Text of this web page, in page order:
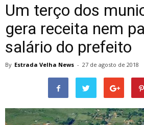
Um terço dos
gera receita nem
salário do prefeito
By Estrada Velha News - 27 de agosto de 2018